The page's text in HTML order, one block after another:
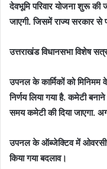
देवभूमि परिवार योजना शुरू की
जाएगी. जिसमें राज्य सरकार से
उत्तराखंड विधानसभा विशेष
उपनल के कार्मिकों को
निर्णय लिया गया है. कमेटी
समय कमेटी की दिया जाएगा.
उपनल के ऑब्जेक्टिव में
किया गया बदलाव।